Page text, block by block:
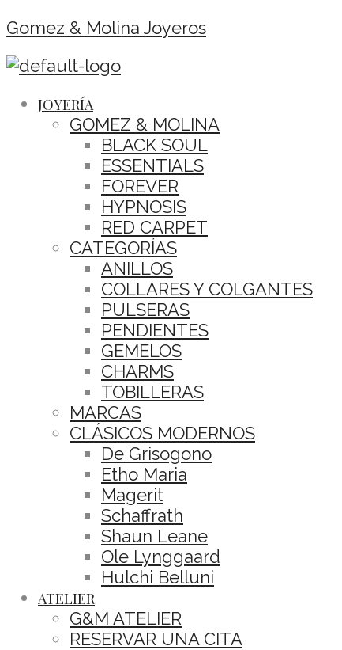
Gomez & Molina Joyeros
JOYERÍA
GOMEZ & MOLINA
BLACK SOUL
ESSENTIALS
FOREVER
HYPNOSIS
RED CARPET
CATEGORÍAS
ANILLOS
COLLARES Y COLGANTES
PULSERAS
PENDIENTES
GEMELOS
CHARMS
TOBILLERAS
MARCAS
CLÁSICOS MODERNOS
De Grisogono
Etho Maria
Magerit
Schaffrath
Shaun Leane
Ole Lynggaard
Hulchi Belluni
ATELIER
G&M ATELIER
RESERVAR UNA CITA